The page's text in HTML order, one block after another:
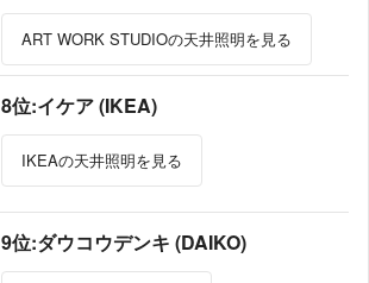
ART WORK STUDIOの天井照明を見る
8位:イケア (IKEA)
IKEAの天井照明を見る
9位:ダウコウデンキ (DAIKO)